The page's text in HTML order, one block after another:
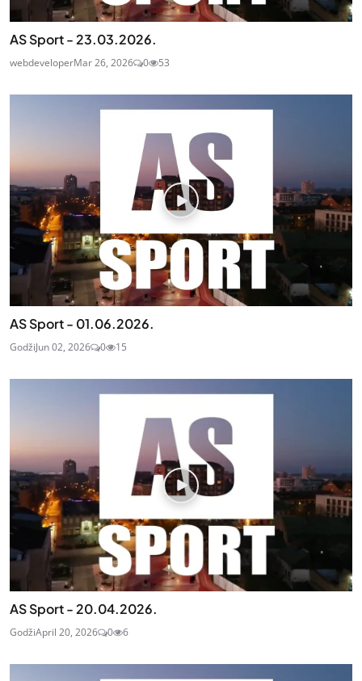
AS Sport - 23.03.2026.
webdeveloperMar 26, 2026 0 53
AS Sport - 01.06.2026.
GodžiJun 02, 2026 0 15
AS Sport - 20.04.2026.
GodžiApril 20, 2026 0 6